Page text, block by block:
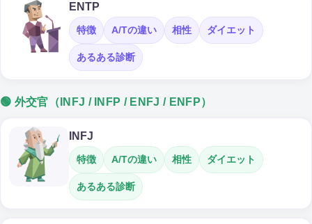
ENTP
特徴 A/Tの違い 相性 ダイエット
あるある診断
🟢 外交官（INFJ / INFP / ENFJ / ENFP）
INFJ
特徴 A/Tの違い 相性 ダイエット
あるある診断